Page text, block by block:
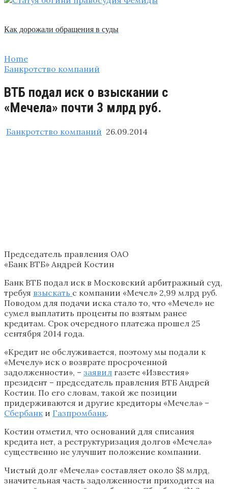
Как дорожали обращения в суды
Home
Банкротство компаний
ВТБ подал иск о взыскании с
«Мечела» почти 3 млрд руб.
Банкротство компаний 26.09.2014
Председатель правления ОАО
«Банк ВТБ» Андрей Костин
Банк ВТБ подал иск в Московский арбитражный суд,
требуя взыскать с компании «Мечел» 2,99 млрд руб.
Поводом для подачи иска стало то, что «Мечел» не
сумел выплатить проценты по взятым ранее
кредитам. Срок очередного платежа прошел 25
сентября 2014 года.
«Кредит не обслуживается, поэтому мы подали к
«Мечелу» иск о возврате просроченной
задолженности», – заявил газете «Известия»
президент – председатель правления ВТБ Андрей
Костин. По его словам, такой же позиции
придерживаются и другие кредиторы «Мечела» –
Сбербанк и Газпромбанк.
Костин отметил, что оснований для списания
кредита нет, а реструктуризация долгов «Мечела»
существенно не улучшит положение компании.
Чистый долг «Мечела» составляет около $8 млрд,
значительная часть задолженности приходится на